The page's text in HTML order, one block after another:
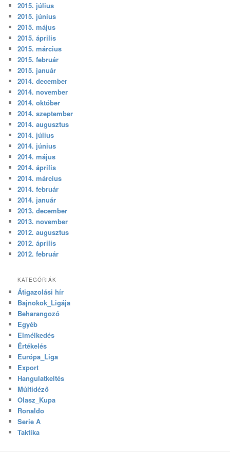
2015. július
2015. június
2015. május
2015. április
2015. március
2015. február
2015. január
2014. december
2014. november
2014. október
2014. szeptember
2014. augusztus
2014. július
2014. június
2014. május
2014. április
2014. március
2014. február
2014. január
2013. december
2013. november
2012. augusztus
2012. április
2012. február
KATEGÓRIÁK
Átigazolási hír
Bajnokok_Ligája
Beharangozó
Egyéb
Elmélkedés
Értékelés
Európa_Liga
Export
Hangulatkeltés
Múltidéző
Olasz_Kupa
Ronaldo
Serie A
Taktika